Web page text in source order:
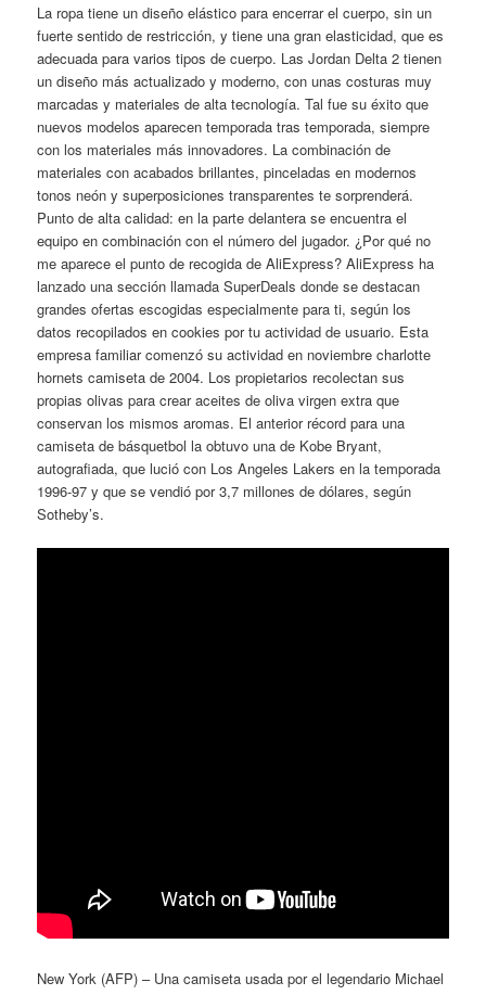
La ropa tiene un diseño elástico para encerrar el cuerpo, sin un
fuerte sentido de restricción, y tiene una gran elasticidad, que es
adecuada para varios tipos de cuerpo. Las Jordan Delta 2 tienen
un diseño más actualizado y moderno, con unas costuras muy
marcadas y materiales de alta tecnología. Tal fue su éxito que
nuevos modelos aparecen temporada tras temporada, siempre
con los materiales más innovadores. La combinación de
materiales con acabados brillantes, pinceladas en modernos
tonos neón y superposiciones transparentes te sorprenderá.
Punto de alta calidad: en la parte delantera se encuentra el
equipo en combinación con el número del jugador. ¿Por qué no
me aparece el punto de recogida de AliExpress? AliExpress ha
lanzado una sección llamada SuperDeals donde se destacan
grandes ofertas escogidas especialmente para ti, según los
datos recopilados en cookies por tu actividad de usuario. Esta
empresa familiar comenzó su actividad en noviembre charlotte
hornets camiseta de 2004. Los propietarios recolectan sus
propias olivas para crear aceites de oliva virgen extra que
conservan los mismos aromas. El anterior récord para una
camiseta de básquetbol la obtuvo una de Kobe Bryant,
autografiada, que lució con Los Angeles Lakers en la temporada
1996-97 y que se vendió por 3,7 millones de dólares, según
Sotheby’s.
New York (AFP) – Una camiseta usada por el legendario Michael